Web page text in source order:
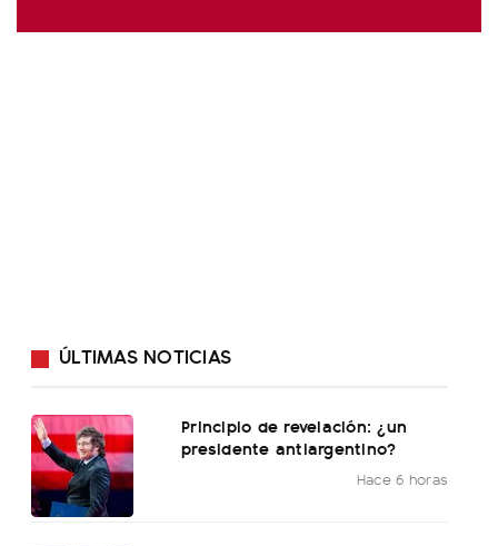
ÚLTIMAS NOTICIAS
Principio de revelación: ¿un
presidente antiargentino?
Hace 6 horas